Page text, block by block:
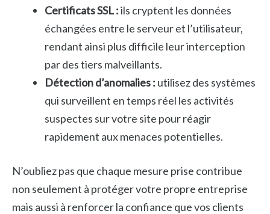
Certificats SSL :ils cryptent les données
échangées entre le serveur et l’utilisateur,
rendant ainsi plus difficile leur interception
par des tiers malveillants.
Détection d’anomalies : utilisez des systèmes
qui surveillent en temps réel les activités
suspectes sur votre site pour réagir
rapidement aux menaces potentielles.
N’oubliez pas que chaque mesure prise contribue
non seulement à protéger votre propre entreprise
mais aussi à renforcer la confiance que vos clients